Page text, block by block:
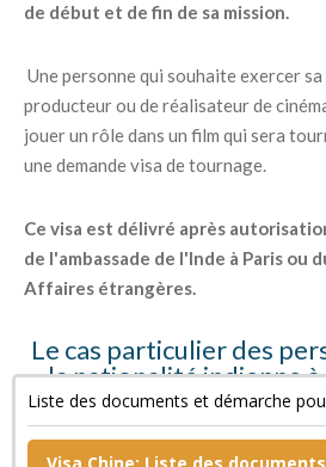
de début et de fin de sa mission.
Une personne qui souhaite exercer
producteur ou de réalisateur de
jouer un rôle dans un film qui sera
une demande visa de tournage.
Ce visa est délivré après
de l'ambassade de l'Inde à Paris ou
Affaires étrangères.
Le cas particulier des
la nationalité indienne à
Ces personnes doivent fournir des
Certificate » et de leur passeport
Liste des documents et démarche
Visa Chine: Liste des documents